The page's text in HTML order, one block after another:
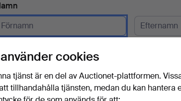
post cookies
tjänst är en del av Auctionet-plattformen.
tillhandahålla tjänsten, medan du kan hantera